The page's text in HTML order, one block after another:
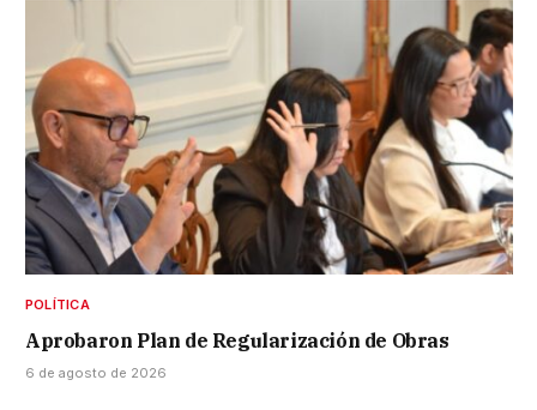
POLÍTICA
Aprobaron Plan de Regularización de Obras
6 de agosto de 2026